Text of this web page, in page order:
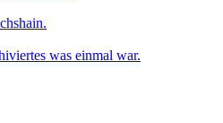
was einmal war.